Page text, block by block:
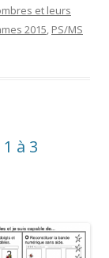
et leurs
2015, PS/MS
à 3